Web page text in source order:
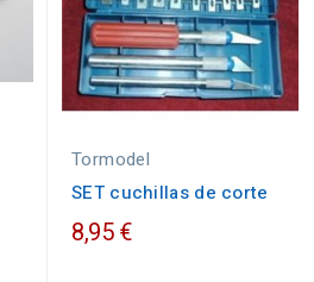
Tormodel
SET cuchillas de corte
8,95 €